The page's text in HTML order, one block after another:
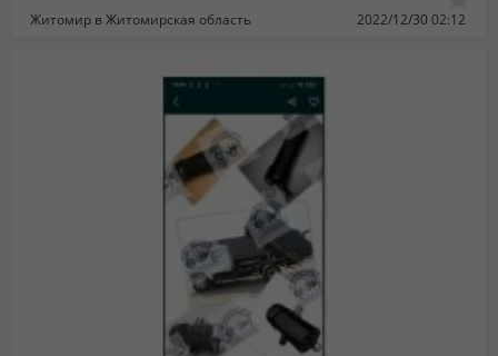
Житомир в Житомирская область 2022/12/30 02:12